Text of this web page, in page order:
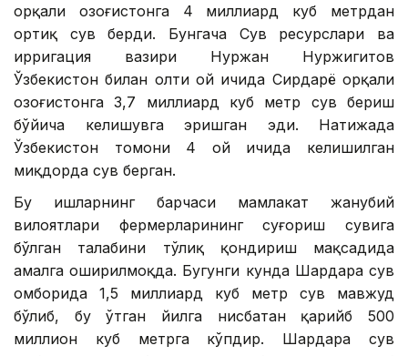
орқали Қозоғистонга 4 миллиард куб метрдан
ортиқ сув берди. Бунгача Сув ресурслари ва
ирригация вазири Нуржан Нуржигитов
Ўзбекистон билан олти ой ичида Сирдарё орқали
Қозоғистонга 3,7 миллиард куб метр сув бериш
бўйича келишувга эришган эди. Натижада
Ўзбекистон томони 4 ой ичида келишилган
миқдорда сув берган.
Бу ишларнинг барчаси мамлакат жанубий
вилоятлари фермерларининг суғориш сувига
бўлган талабини тўлиқ қондириш мақсадида
амалга оширилмоқда. Бугунги кунда Шардара сув
омборида 1,5 миллиард куб метр сув мавжуд
бўлиб, бу ўтган йилга нисбатан қарийб 500
миллион куб метрга кўпдир. Шардара сув